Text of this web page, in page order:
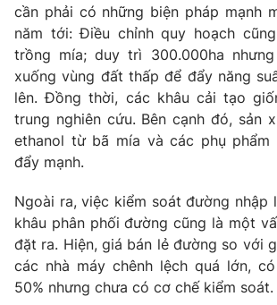
Góc doanh nghiệp
Truyền hình
Phim VTV
Hậu trường
Nhân vật
Khán giả
Giải sao mai
Giải trí
Điện ảnh
Âm nhạc
Sao
Đời sống
Du lịch
Làm đẹp
Chất lượng cuộc sống
Giáo dục
Tuyển sinh
Học trực tuyến
Công nghệ
Hitech Công nghệ tương lai
Sản phẩm
Giao lưu trực tuyến
cần phải có những biện pháp mạnh
năm tới: Điều chỉnh quy hoạch
trồng mía; duy trì 300.000ha
xuống vùng đất thấp để đẩy năng
lên. Đồng thời, các khâu cải tạo
trung nghiên cứu. Bên cạnh đó, sản
ethanol từ bã mía và các phụ
đẩy mạnh.
Ngoài ra, việc kiểm soát đường nhập
khâu phân phối đường cũng là một
đặt ra. Hiện, giá bán lẻ đường so với
các nhà máy chênh lệch quá lớn,
50% nhưng chưa có cơ chế kiểm soát.